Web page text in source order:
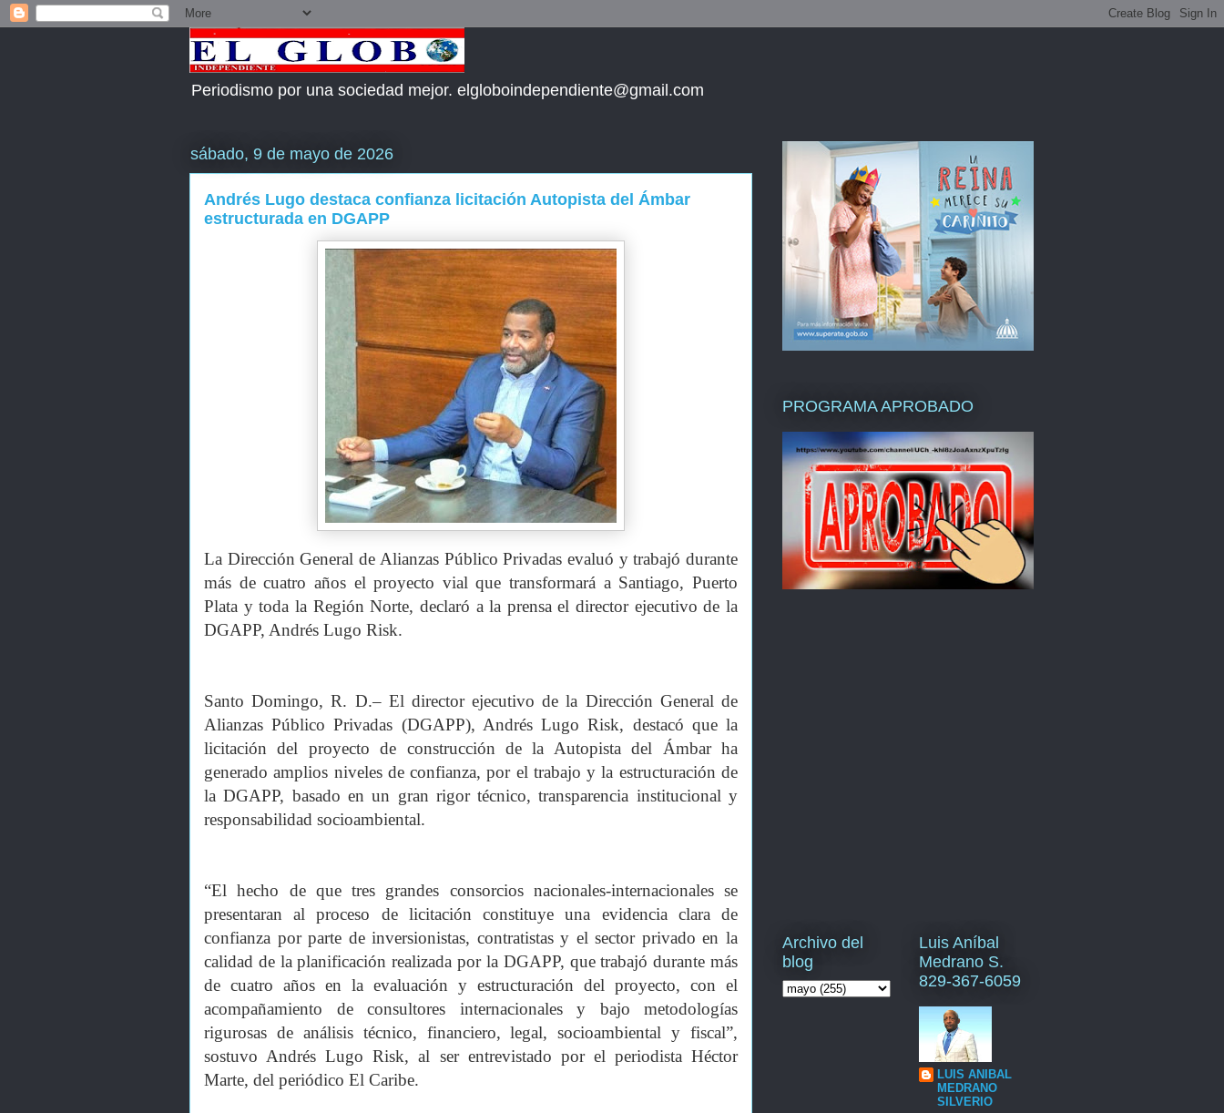
Periodismo por una sociedad mejor. elgloboindependiente@gmail.com
sábado, 9 de mayo de 2026
Andrés Lugo destaca confianza licitación Autopista del Ámbar
estructurada en DGAPP
La Dirección General de Alianzas Público Privadas evaluó y trabajó durante
más de cuatro años el proyecto vial que transformará a Santiago, Puerto
Plata y toda la Región Norte, declaró a la prensa el director ejecutivo de la
DGAPP, Andrés Lugo Risk.
Santo Domingo, R. D.– El director ejecutivo de la Dirección General de
Alianzas Público Privadas (DGAPP), Andrés Lugo Risk, destacó que la
licitación del proyecto de construcción de la Autopista del Ámbar ha
generado amplios niveles de confianza, por el trabajo y la estructuración de
la DGAPP, basado en un gran rigor técnico, transparencia institucional y
responsabilidad socioambiental.
“El hecho de que tres grandes consorcios nacionales-internacionales se
presentaran al proceso de licitación constituye una evidencia clara de
confianza por parte de inversionistas, contratistas y el sector privado en la
calidad de la planificación realizada por la DGAPP, que trabajó durante más
de cuatro años en la evaluación y estructuración del proyecto, con el
acompañamiento de consultores internacionales y bajo metodologías
rigurosas de análisis técnico, financiero, legal, socioambiental y fiscal”,
sostuvo Andrés Lugo Risk, al ser entrevistado por el periodista Héctor
Marte, del periódico El Caribe.
PROGRAMA APROBADO
Archivo del
blog
Luis Aníbal
Medrano S.
829-367-6059
LUIS ANIBAL
MEDRANO
SILVERIO